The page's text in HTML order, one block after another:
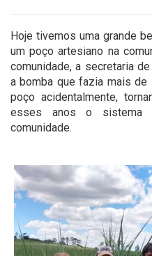
Hoje tivemos uma grande
um poço artesiano na
comunidade, a secretaria
a bomba que fazia mais de
poço acidentalmente,
esses anos o sistema
comunidade.